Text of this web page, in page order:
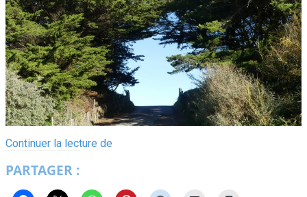
Continuer la lecture de
PARTAGER :